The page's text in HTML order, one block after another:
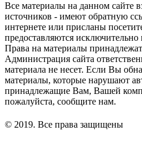
Все материалы на данном сайте
источников - имеют обратную
интернете или присланы
предоставляются
Права на материалы
Администрация сайта
материала не несет. Если Вы
материалы, которые нарушают
принадлежащие Вам, Вашей
пожалуйста, сообщите нам.
© 2019. Все права защищены